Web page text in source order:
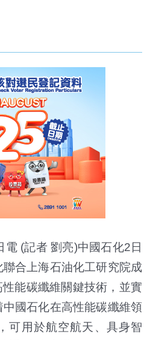
(記者 劉亮)中國石化2日
合上海石油化工研究院成
能碳纖維關鍵技術，並實
國石化在高性能碳纖維領
可用於航空航天、具身智